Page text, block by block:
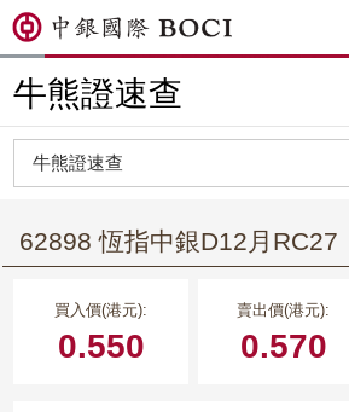
牛熊證速查
62898 恆指中銀D12月RC27
買入價(港元):
0.550
賣出價(港元):
0.570